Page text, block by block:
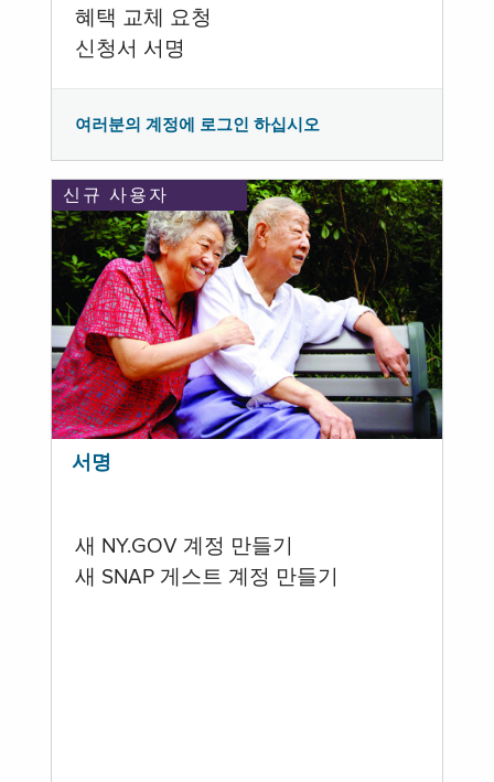
혜택 교체 요청
신청서 서명
여러분의 계정에 로그인 하십시오
신규 사용자
서명
새 NY.GOV 계정 만들기
새 SNAP 게스트 계정 만들기